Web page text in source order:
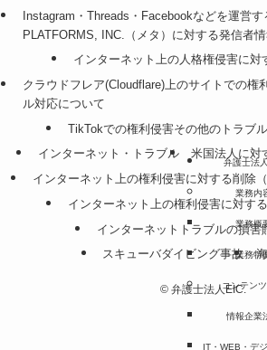
Instagram・Threads・Facebookなどを運営す
PLATFORMS, INC.（メタ）に対する発信者
インターネット上の人格権侵害に対
クラウドフレア(Cloudflare)上のサイトでの権
ル対応について
TikTokでの権利侵害その他のトラブ
インターネット・トラブル
米国法人に対
インターネット上の権利侵害に対する削除
インターネット上の権利侵害に対す
インターネットトラブルの損害
スキューバダイビング事故
©弁護士法人EIC.
弁護士法
業務内
業務概
業務特
コンテン
情報企業
IT・WEB・デ